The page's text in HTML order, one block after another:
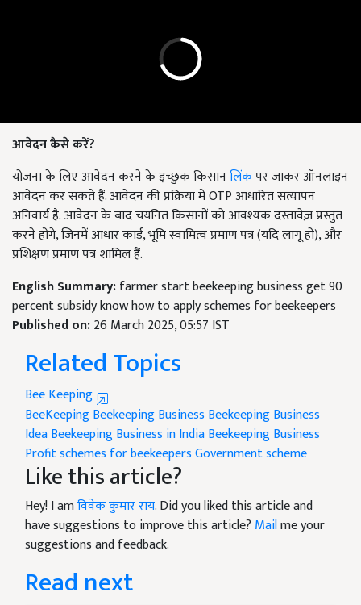
आवेदन कैसे करें?
योजना के लिए आवेदन करने के इच्छुक किसानलिंकपर जाकर ऑनलाइन
आवेदन कर सकते हैं. आवेदन की प्रक्रिया में OTP आधारित सत्यापन
अनिवार्य है. आवेदन के बाद चयनित किसानों को आवश्यक दस्तावेज़ प्रस्तुत
करने होंगे, जिनमें आधार कार्ड, भूमि स्वामित्व प्रमाण पत्र (यदि लागू हो), और
प्रशिक्षण प्रमाण पत्र शामिल हैं.
English Summary:farmer start beekeeping business get 90
percent subsidy know how to apply schemes for beekeepers
Published on:26 March 2025, 05:57 IST
Related Topics
Bee Keeping
BeeKeepingBeekeeping Business Beekeeping Business
IdeaBeekeeping Business in IndiaBeekeeping Business
Profitschemes for beekeepersGovernment scheme
Like this article?
Hey! I amविवेक कुमार राय. Did you liked this article and
have suggestions to improve this article? Mailme your
suggestions and feedback.
Read next